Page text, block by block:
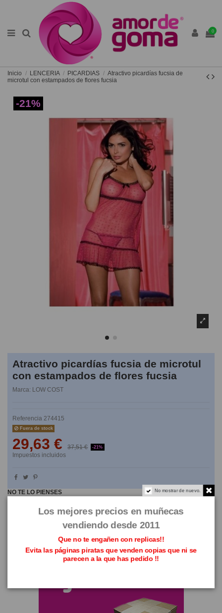
0
Inicio LENCERIA PICARDIAS
Atractivo picardías fucsia de
microtul con estampados de flores fucsia
-21%
Atractivo picardías fucsia de microtul
con estampados de flores fucsia
Marca: LOW COST
Referencia 274415
Fuera de stock
29,63 € 37,51 € -21%
Impuestos incluidos
NO TE LO PIENSES No mostrar de nuevo.
Los mejores precios en muñecas
vendiendo desde 2011
Que no te engañen con replicas!!
Evita las páginas piratas que venden copias que ni se
parecen a la que has pedido !!